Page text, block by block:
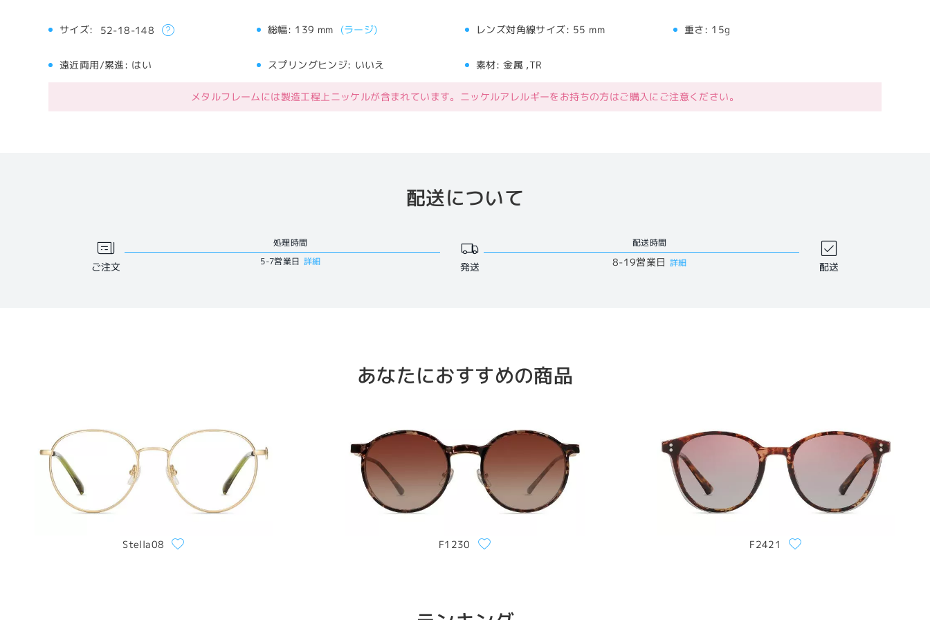
サイズ: 52-18-148 総幅: 139 mm (ラージ) レンズ対角線サイズ: 55 mm 重さ: 15g
遠近両用/累進: はい スプリングヒンジ: いいえ 素材: 金属 ,TR
メタルフレームには製造工程上ニッケルが含まれています。ニッケルアレルギーをお持ちの方はご購入にご注意ください。
配送について
ご注文
処理時間
5-7営業日 詳細 発送
配送時間
8-19営業日 詳細 配送
あなたにおすすめの商品
Stella08 F1230 F2421